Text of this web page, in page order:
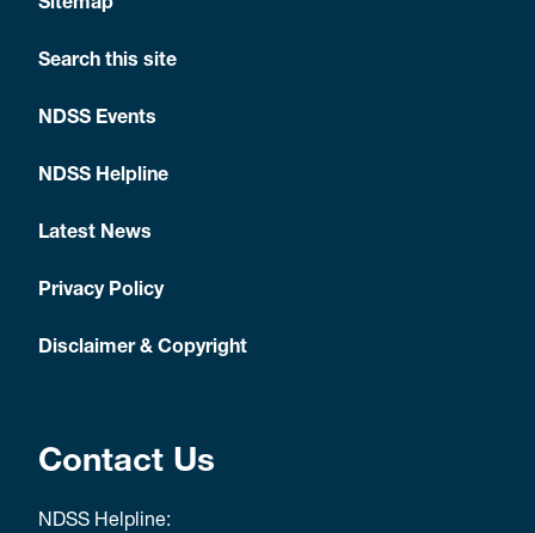
Sitemap
Search this site
NDSS Events
NDSS Helpline
Latest News
Privacy Policy
Disclaimer & Copyright
Contact Us
NDSS Helpline: